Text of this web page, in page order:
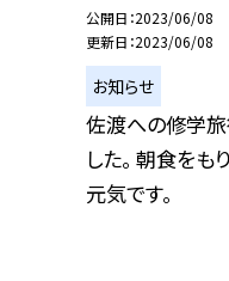
公開日 2023/06/08
更新日 2023/06/08
お知らせ
佐渡への修学
した。 朝食をも
元気です。